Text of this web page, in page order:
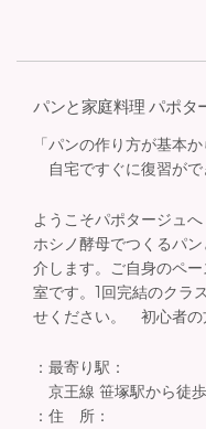
パンと家庭料理 パポタ
「パンの作り方が基本
自宅ですぐに復習がで
ようこそパポタージュへ
ホシノ酵母でつくるパ
介します。ご自身のペ
室です。1回完結のクラ
せください。 初心者の
：最寄り駅：
京王線 笹塚駅から徒
：住 所：